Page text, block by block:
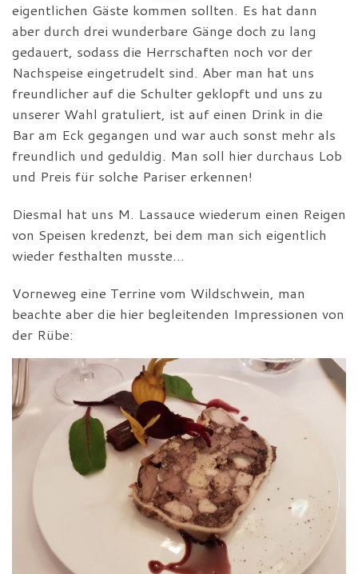
eigentlichen Gäste kommen sollten. Es hat dann
aber durch drei wunderbare Gänge doch zu lang
gedauert, sodass die Herrschaften noch vor der
Nachspeise eingetrudelt sind. Aber man hat uns
freundlicher auf die Schulter geklopft und uns zu
unserer Wahl gratuliert, ist auf einen Drink in die
Bar am Eck gegangen und war auch sonst mehr als
freundlich und geduldig. Man soll hier durchaus Lob
und Preis für solche Pariser erkennen!
Diesmal hat uns M. Lassauce wiederum einen Reigen
von Speisen kredenzt, bei dem man sich eigentlich
wieder festhalten musste…
Vorneweg eine Terrine vom Wildschwein, man
beachte aber die hier begleitenden Impressionen von
der Rübe: